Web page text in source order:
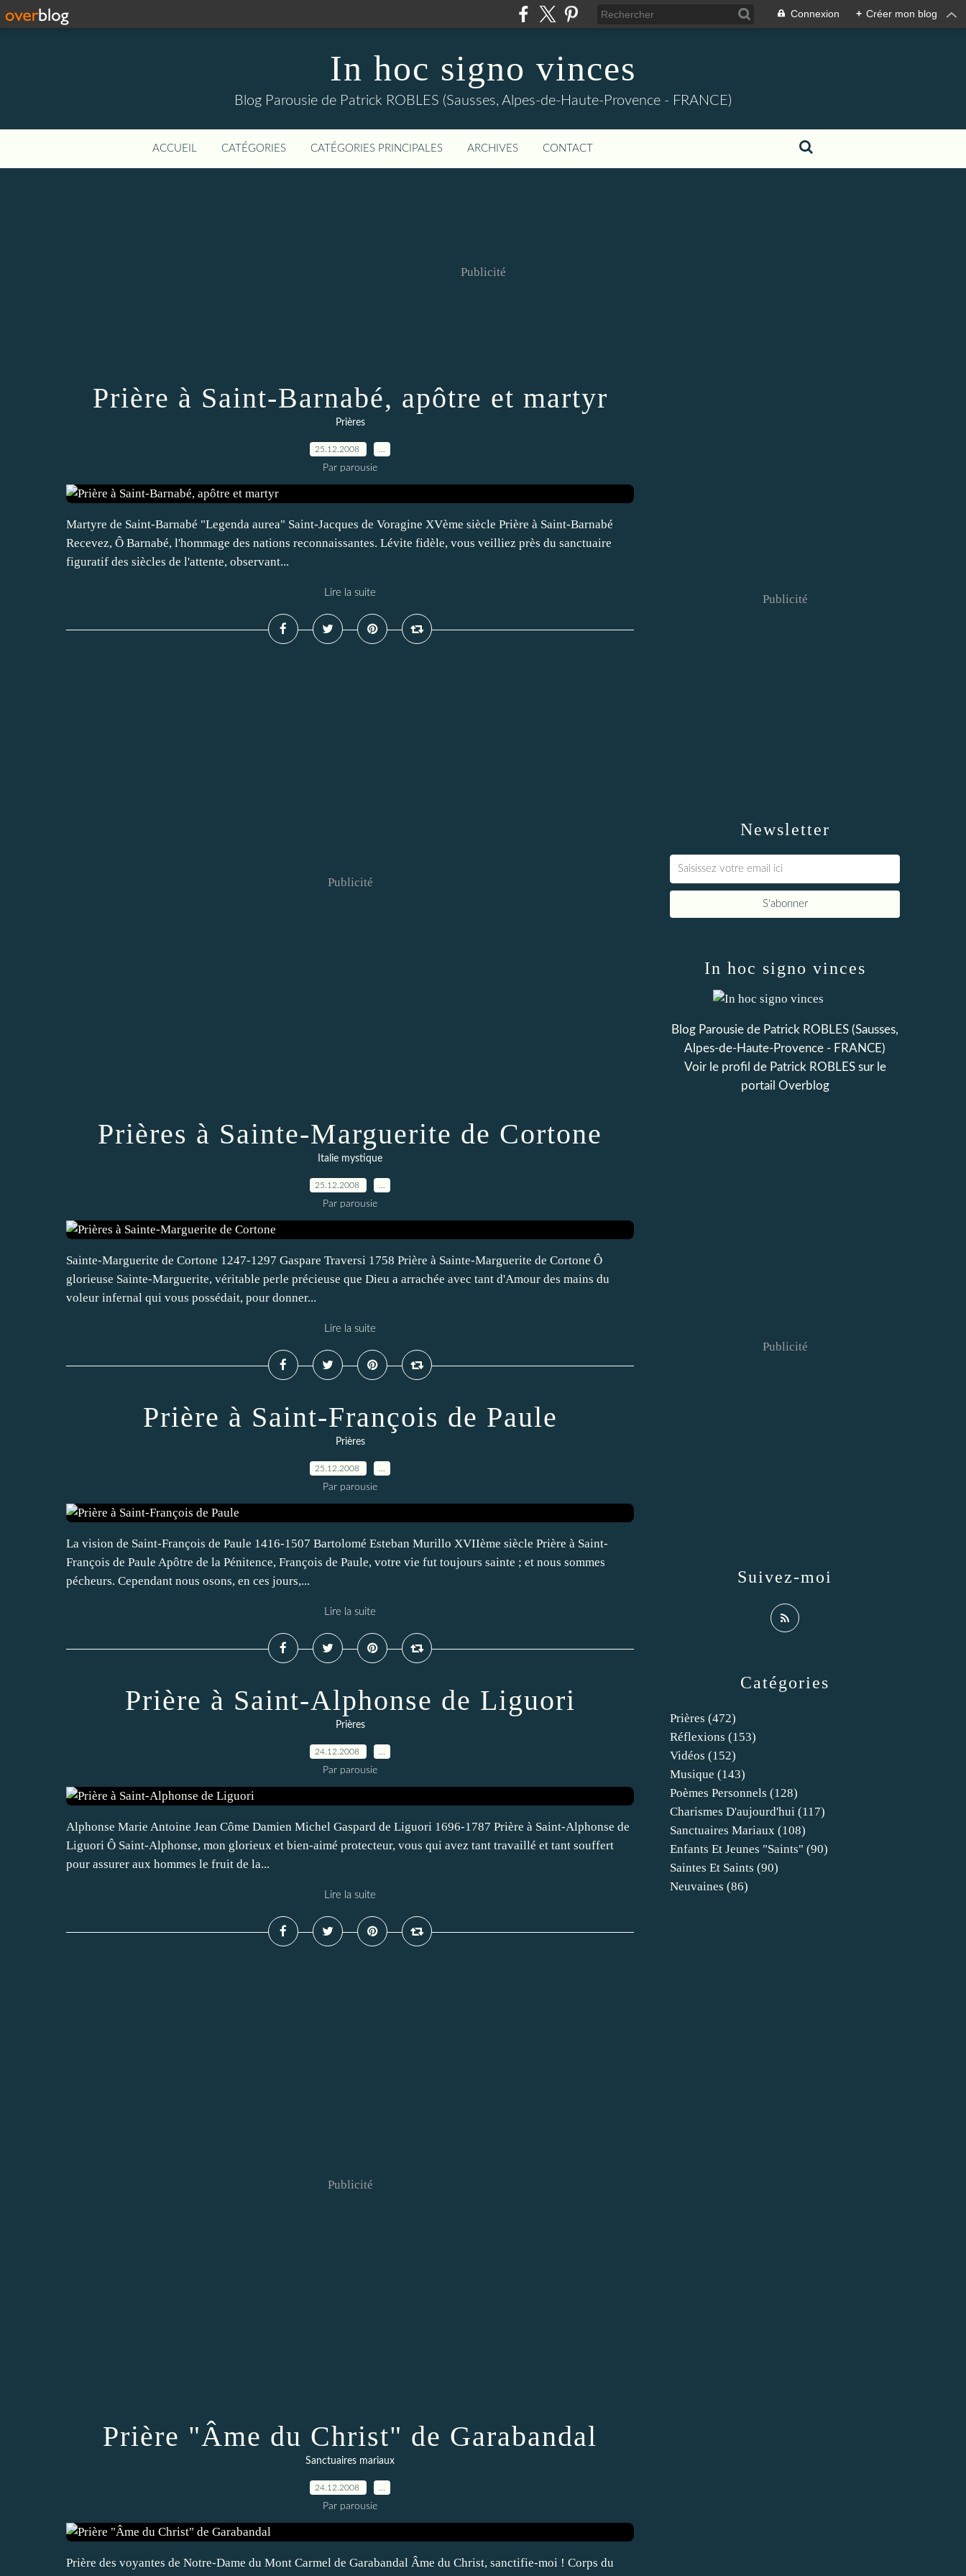
Connexion + Créer mon blog
In hoc signo vinces
Blog Parousie de Patrick ROBLES (Sausses, Alpes-de-Haute-Provence - FRANCE)
ACCUEIL CATÉGORIES CATÉGORIES PRINCIPALES ARCHIVES CONTACT
Publicité
Prière à Saint-Barnabé, apôtre et martyr
Prières
25.12.2008
Par parousie
Martyre de Saint-Barnabé "Legenda aurea" Saint-Jacques de Voragine XVème siècle Prière à Saint-Barnabé
Recevez, Ô Barnabé, l'hommage des nations reconnaissantes. Lévite fidèle, vous veilliez près du sanctuaire
figuratif des siècles de l'attente, observant...
Lire la suite
Publicité
Prières à Sainte-Marguerite de Cortone
Italie mystique
25.12.2008
Par parousie
Sainte-Marguerite de Cortone 1247-1297 Gaspare Traversi 1758 Prière à Sainte-Marguerite de Cortone Ô
glorieuse Sainte-Marguerite, véritable perle précieuse que Dieu a arrachée avec tant d'Amour des mains du
voleur infernal qui vous possédait, pour donner...
Lire la suite
Prière à Saint-François de Paule
Prières
25.12.2008
Par parousie
La vision de Saint-François de Paule 1416-1507 Bartolomé Esteban Murillo XVIIème siècle Prière à Saint-
François de Paule Apôtre de la Pénitence, François de Paule, votre vie fut toujours sainte ; et nous sommes
pécheurs. Cependant nous osons, en ces jours,...
Lire la suite
Prière à Saint-Alphonse de Liguori
Prières
24.12.2008
Par parousie
Alphonse Marie Antoine Jean Côme Damien Michel Gaspard de Liguori 1696-1787 Prière à Saint-Alphonse de
Liguori Ô Saint-Alphonse, mon glorieux et bien-aimé protecteur, vous qui avez tant travaillé et tant souffert
pour assurer aux hommes le fruit de la...
Lire la suite
Publicité
Prière "Âme du Christ" de Garabandal
Sanctuaires mariaux
24.12.2008
Par parousie
Prière des voyantes de Notre-Dame du Mont Carmel de Garabandal Âme du Christ, sanctifie-moi ! Corps du
Newsletter
Publicité
Catégories
Prières (472)
Réflexions (153)
Vidéos (152)
Musique (143)
Poèmes Personnels (128)
Charismes D'aujourd'hui (117)
Sanctuaires Mariaux (108)
Enfants Et Jeunes "saints" (90)
Saintes Et Saints (90)
Neuvaines (86)
In hoc signo vinces
Blog Parousie de Patrick ROBLES (Sausses,
Alpes-de-Haute-Provence - FRANCE)
Voir le profil de Patrick ROBLESsur le
portail Overblog
Suivez-moi
Publicité